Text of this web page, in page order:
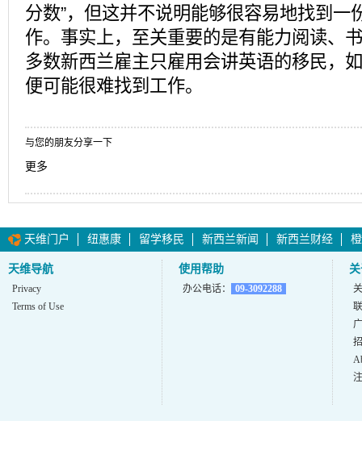
分数”，但这并不说明能够很容易地找到一
作。事实上，至关重要的是有能力阅读、
多数新西兰雇主只雇用会讲英语的移民，
便可能很难找到工作。
与您的朋友分享一下
更多
天维门户 纽惠康 留学移民 新西兰新闻 新西兰财经
天维导航
Privacy
Terms of Use
使用帮助
办公电话： 09-3092288